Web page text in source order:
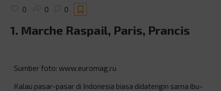
0
0 0
1. Marche Raspail, Paris, Prancis
Sumber foto: www.euromag.ru
Kalau pasar-pasar di Indonesia biasa didatengin sama ibu-